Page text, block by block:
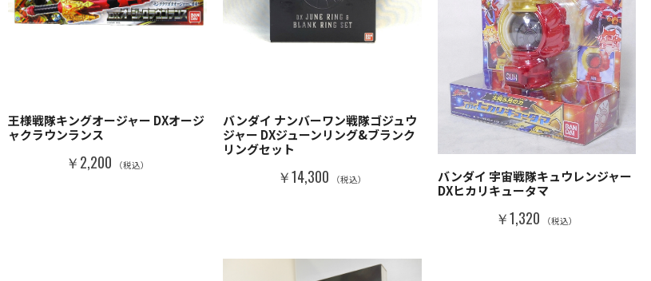
王様戦隊キングオージャー DXオージ
ャクラウンランス
￥2,200 （税込）
バンダイ ナンバーワン戦隊ゴジュウ
ジャー DXジューンリング&ブランク
リングセット
￥14,300 （税込）
バンダイ 宇宙戦隊キュウレンジャー
DXヒカリキュータマ
￥1,320 （税込）